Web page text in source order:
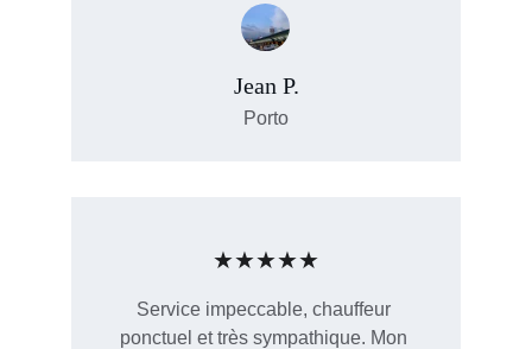
Service impeccable, chauffeur
ponctuel et très sympathique. Mon
Jean P.
Porto
★★★★★